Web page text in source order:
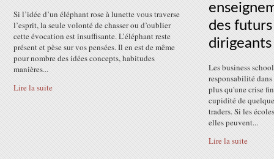
Si l’idée d’un éléphant rose à lunette vous traverse
l’esprit, la seule volonté de chasser ou d’oublier
cette évocation est insuffisante. L’éléphant reste
présent et pèse sur vos pensées. Il en est de même
pour nombre des idées concepts, habitudes
manières...
Lire la suite
des
dirigeants
Les business
responsabilité
plus qu'une crise
cupidité de
traders. Si les
elles peuvent...
Lire la suite